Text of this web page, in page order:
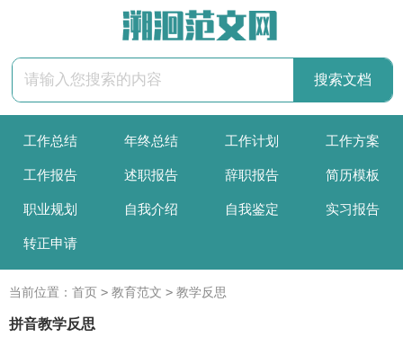
工作总结 年终总结 工作计划 工作方案
工作报告 述职报告 辞职报告 简历模板
职业规划 自我介绍 自我鉴定 实习报告
转正申请
当前位置： 首页 > 教育范文 > 教学反思
拼音教学反思